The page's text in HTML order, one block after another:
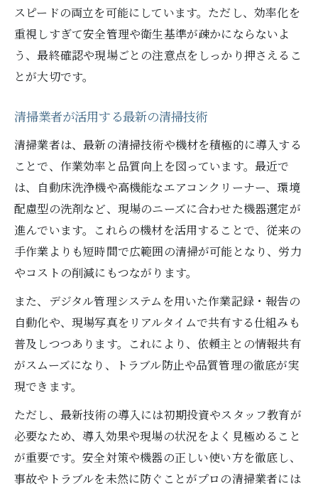
スピードの両立を可能にしています。ただし、効率化を
重視しすぎて安全管理や衛生基準が疎かにならないよ
う、最終確認や現場ごとの注意点をしっかり押さえるこ
とが大切です。
清掃業者が活用する最新の清掃技術
清掃業者は、最新の清掃技術や機材を積極的に導入する
ことで、作業効率と品質向上を図っています。最近で
は、自動床洗浄機や高機能なエアコンクリーナー、環境
配慮型の洗剤など、現場のニーズに合わせた機器選定が
進んでいます。これらの機材を活用することで、従来の
手作業よりも短時間で広範囲の清掃が可能となり、労力
やコストの削減にもつながります。
また、デジタル管理システムを用いた作業記録・報告の
自動化や、現場写真をリアルタイムで共有する仕組みも
普及しつつあります。これにより、依頼主との情報共有
がスムーズになり、トラブル防止や品質管理の徹底が実
現できます。
ただし、最新技術の導入には初期投資やスタッフ教育が
必要なため、導入効果や現場の状況をよく見極めること
が重要です。安全対策や機器の正しい使い方を徹底し、
事故やトラブルを未然に防ぐことがプロの清掃業者には